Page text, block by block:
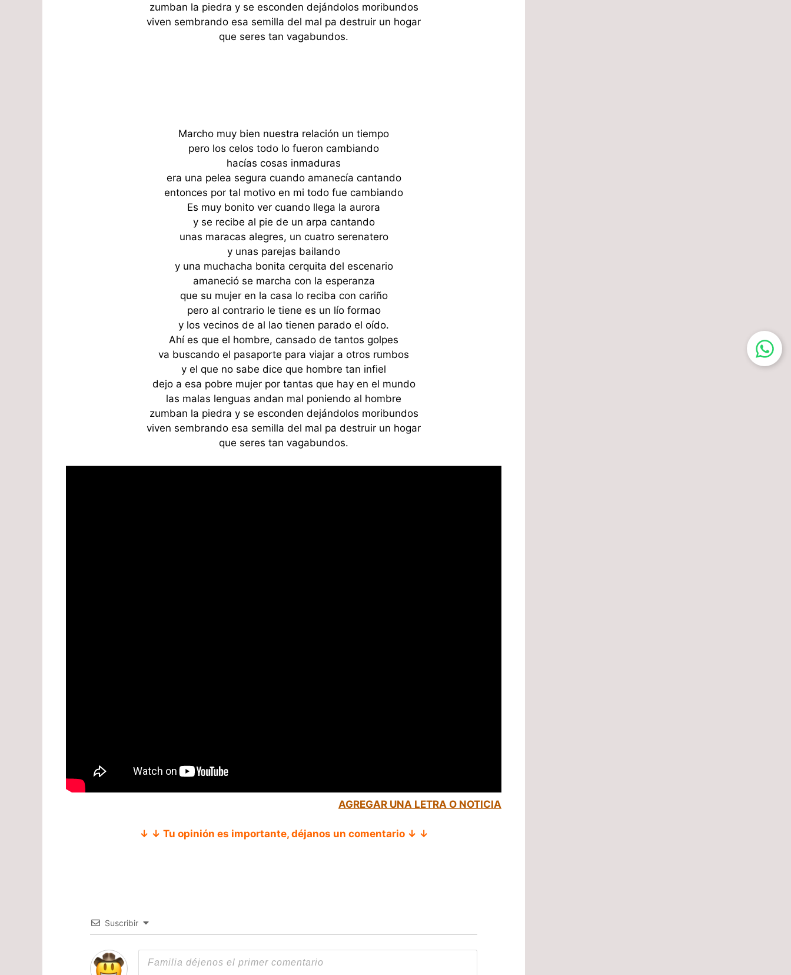
zumban la piedra y se esconden dejándolos moribundos
viven sembrando esa semilla del mal pa destruir un hogar
que seres tan vagabundos.
Marcho muy bien nuestra relación un tiempo
pero los celos todo lo fueron cambiando
hacías cosas inmaduras
era una pelea segura cuando amanecía cantando
entonces por tal motivo en mi todo fue cambiando
Es muy bonito ver cuando llega la aurora
y se recibe al pie de un arpa cantando
unas maracas alegres, un cuatro serenatero
y unas parejas bailando
y una muchacha bonita cerquita del escenario
amaneció se marcha con la esperanza
que su mujer en la casa lo reciba con cariño
pero al contrario le tiene es un lío formao
y los vecinos de al lao tienen parado el oído.
Ahí es que el hombre, cansado de tantos golpes
va buscando el pasaporte para viajar a otros rumbos
y el que no sabe dice que hombre tan infiel
dejo a esa pobre mujer por tantas que hay en el mundo
las malas lenguas andan mal poniendo al hombre
zumban la piedra y se esconden dejándolos moribundos
viven sembrando esa semilla del mal pa destruir un hogar
que seres tan vagabundos.
AGREGAR UNA LETRA O NOTICIA
↓ ↓ Tu opinión es importante, déjanos un comentario ↓ ↓
Suscribir